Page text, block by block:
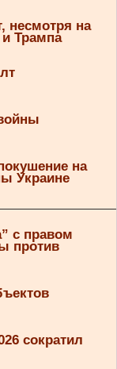
несмотря на
Трампа
на
Украине
с правом
против
сократил